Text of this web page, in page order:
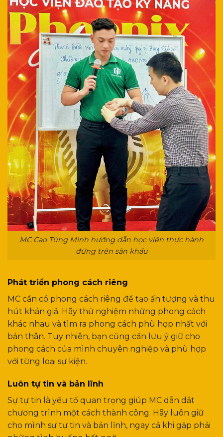
MC Cao Tùng Minh hướng dẫn học viên thực hành
đứng trên sân khấu
Phát triển phong cách riêng
MC cần có phong cách riêng để tạo ấn tượng và thu
hút khán giả. Hãy thử nghiệm những phong cách
khác nhau và tìm ra phong cách phù hợp nhất với
bản thân. Tuy nhiên, bạn cũng cần lưu ý giữ cho
phong cách của mình chuyên nghiệp và phù hợp
với từng loại sự kiện.
Luôn tự tin và bản lĩnh
Sự tự tin là yếu tố quan trọng giúp MC dẫn dắt
chương trình một cách thành công. Hãy luôn giữ
cho mình sự tự tin và bản lĩnh, ngay cả khi gặp phải